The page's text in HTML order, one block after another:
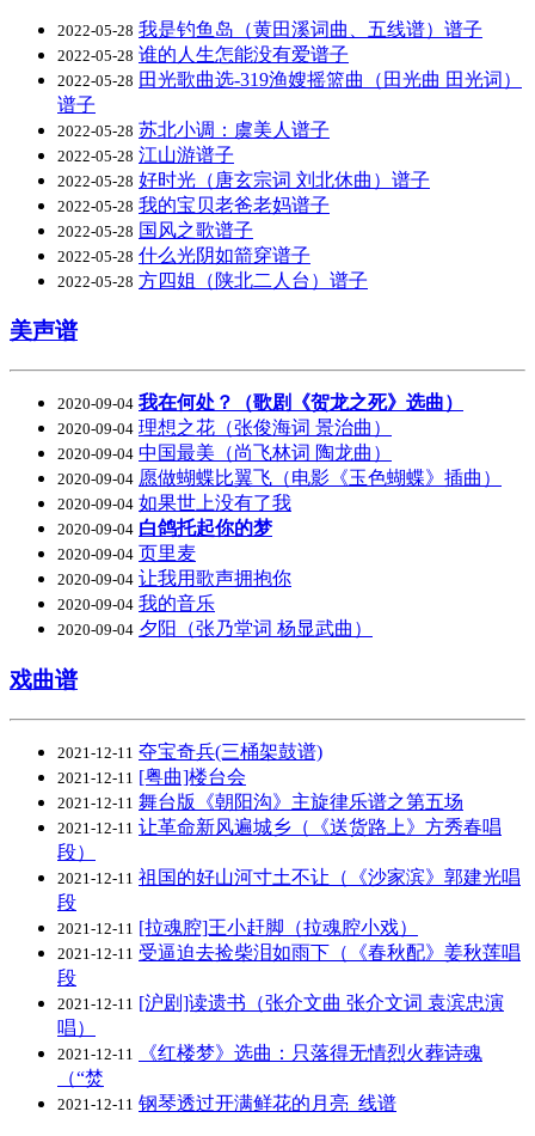
2022-05-28 我是钓鱼岛（黄田溪词曲、五线谱）谱子
2022-05-28 谁的人生怎能没有爱谱子
2022-05-28 田光歌曲选-319渔嫂摇篮曲（田光曲 田光词）
谱子
2022-05-28 苏北小调：虞美人谱子
2022-05-28 江山游谱子
2022-05-28 好时光（唐玄宗词 刘北休曲）谱子
2022-05-28 我的宝贝老爸老妈谱子
2022-05-28 国风之歌谱子
2022-05-28 什么光阴如箭穿谱子
2022-05-28 方四姐（陕北二人台）谱子
美声谱
2020-09-04 我在何处？（歌剧《贺龙之死》选曲）
2020-09-04 理想之花（张俊海词 景治曲）
2020-09-04 中国最美（尚飞林词 陶龙曲）
2020-09-04 愿做蝴蝶比翼飞（电影《玉色蝴蝶》插曲）
2020-09-04 如果世上没有了我
2020-09-04 白鸽托起你的梦
2020-09-04 页里麦
2020-09-04 让我用歌声拥抱你
2020-09-04 我的音乐
2020-09-04 夕阳（张乃堂词 杨显武曲）
戏曲谱
2021-12-11 夺宝奇兵(三桶架鼓谱)
2021-12-11 [粤曲]楼台会
2021-12-11 舞台版《朝阳沟》主旋律乐谱之第五场
2021-12-11 让革命新风遍城乡（《送货路上》方秀春唱
段）
2021-12-11 祖国的好山河寸土不让（《沙家滨》郭建光唱
段
2021-12-11 [拉魂腔]王小赶脚（拉魂腔小戏）
2021-12-11 受逼迫去捡柴泪如雨下（《春秋配》姜秋莲唱
段
2021-12-11 [沪剧]读遗书（张介文曲 张介文词 袁滨忠演
唱）
2021-12-11
《红楼梦》选曲：只落得无情烈火葬诗魂
（“焚
2021-12-11 钢琴透过开满鲜花的月亮_线谱